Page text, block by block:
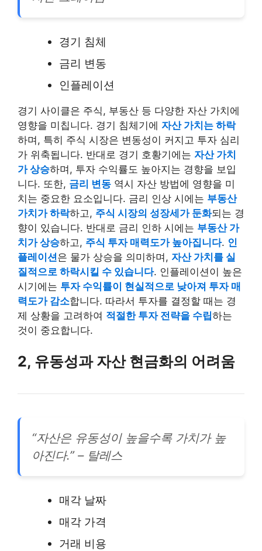
경기 침체
금리 변동
인플레이션
경기 사이클은 주식, 부동산 등 다양한 자산 가치에
영향을 미칩니다. 경기 침체기에 자산 가치는 하락
하며, 특히 주식 시장은 변동성이 커지고 투자 심리
가 위축됩니다. 반대로 경기 호황기에는 자산 가치
가 상승하며, 투자 수익률도 높아지는 경향을 보입
니다. 또한, 금리 변동 역시 자산 방법에 영향을 미
치는 중요한 요소입니다. 금리 인상 시에는 부동산
가치가 하락하고, 주식 시장의 성장세가 둔화되는 경
향이 있습니다. 반대로 금리 인하 시에는 부동산 가
치가 상승하고, 주식 투자 매력도가 높아집니다. 인
플레이션은 물가 상승을 의미하며, 자산 가치를 실
질적으로 하락시킬 수 있습니다. 인플레이션이 높은
시기에는 투자 수익률이 현실적으로 낮아져 투자 매
력도가 감소합니다. 따라서 투자를 결정할 때는 경
제 상황을 고려하여 적절한 투자 전략을 수립하는
것이 중요합니다.
2, 유동성과 자산 현금화의 어려움
“자산은 유동성이 높을수록 가치가 높
아진다.” – 탈레스
매각 날짜
매각 가격
거래 비용